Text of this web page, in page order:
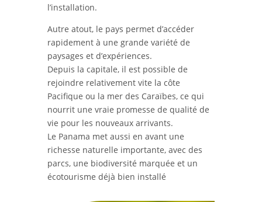
l’installation.
Autre atout, le pays permet d’accéder
rapidement à une grande variété de
paysages et d’expériences.
Depuis la capitale, il est possible de
rejoindre relativement vite la côte
Pacifique ou la mer des Caraïbes, ce qui
nourrit une vraie promesse de qualité de
vie pour les nouveaux arrivants.
Le Panama met aussi en avant une
richesse naturelle importante, avec des
parcs, une biodiversité marquée et un
écotourisme déjà bien installé